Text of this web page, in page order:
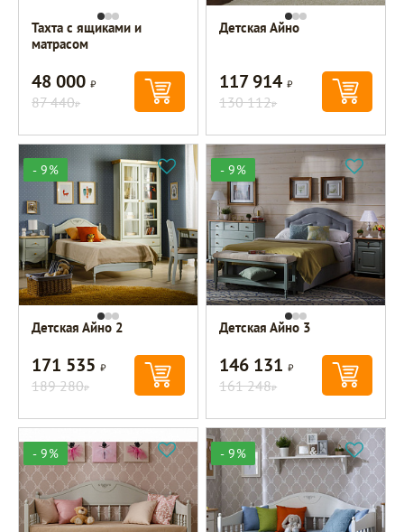
Тахта с ящиками и
матрасом
48 000Р
87 440Р
Детская Айно
117 914Р
130 112Р
- 9%
Детская Айно 2
171 535Р
189 280Р
- 9%
Детская Айно 3
146 131Р
161 248Р
- 9% - 9%